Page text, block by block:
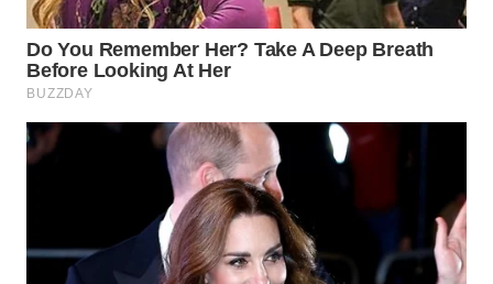
WN
TEBING
TINGGI
KARAWANG